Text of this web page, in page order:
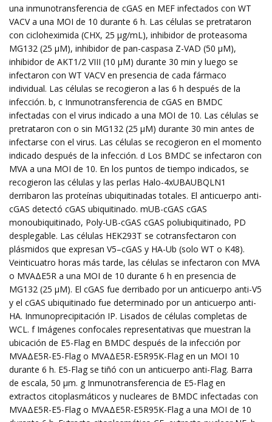
una inmunotransferencia de cGAS en MEF infectados con WT
VACV a una MOI de 10 durante 6 h. Las células se pretrataron
con cicloheximida (CHX, 25 µg/mL), inhibidor de proteasoma
MG132 (25 µM), inhibidor de pan-caspasa Z-VAD (50 µM),
inhibidor de AKT1/2 VIII (10 µM) durante 30 min y luego se
infectaron con WT VACV en presencia de cada fármaco
individual. Las células se recogieron a las 6 h después de la
infección. b, c Inmunotransferencia de cGAS en BMDC
infectadas con el virus indicado a una MOI de 10. Las células se
pretrataron con o sin MG132 (25 µM) durante 30 min antes de
infectarse con el virus. Las células se recogieron en el momento
indicado después de la infección. d Los BMDC se infectaron con
MVA a una MOI de 10. En los puntos de tiempo indicados, se
recogieron las células y las perlas Halo-4xUBAUBQLN1
derribaron las proteínas ubiquitinadas totales. El anticuerpo anti-
cGAS detectó cGAS ubiquitinado. mUB-cGAS cGAS
monoubiquitinado, Poly-UB-cGAS cGAS poliubiquitinado, PD
desplegable. Las células HEK293T se cotransfectaron con
plásmidos que expresan V5–cGAS y HA-Ub (solo WT o K48).
Veinticuatro horas más tarde, las células se infectaron con MVA
o MVAΔE5R a una MOI de 10 durante 6 h en presencia de
MG132 (25 µM). El cGAS fue derribado por un anticuerpo anti-V5
y el cGAS ubiquitinado fue determinado por un anticuerpo anti-
HA. Inmunoprecipitación IP. Lisados ​​de células completas de
WCL. f Imágenes confocales representativas que muestran la
ubicación de E5-Flag en BMDC después de la infección por
MVAΔE5R-E5-Flag o MVAΔE5R-E5R95K-Flag en un MOI 10
durante 6 h. E5-Flag se tiñó con un anticuerpo anti-Flag. Barra
de escala, 50 μm. g Inmunotransferencia de E5-Flag en
extractos citoplasmáticos y nucleares de BMDC infectadas con
MVAΔE5R-E5-Flag o MVAΔE5R-E5R95K-Flag a una MOI de 10